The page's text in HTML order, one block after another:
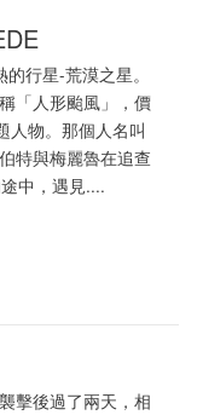
行星-荒漠之星。
「人形颱風」，價
人物。那個人名叫
特與梅麗魯在追查
中，遇見....
擊後過了兩天，相